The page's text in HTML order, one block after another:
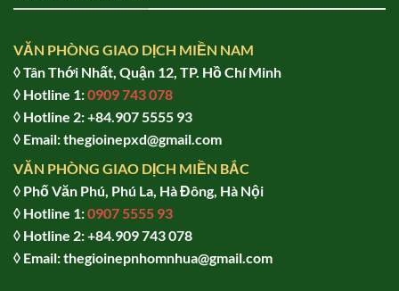
VĂN PHÒNG GIAO DỊCH MIỀN NAM
◊ Tân Thới Nhất, Quận 12, TP. Hồ Chí Minh
◊ Hotline 1:0909 743 078
◊ Hotline 2: +84.907 5555 93
◊ Email: thegioinepxd@gmail.com
VĂN PHÒNG GIAO DỊCH MIỀN BẮC
◊ Phố Văn Phú, Phú La, Hà Đông, Hà Nội
◊ Hotline 1:0907 5555 93
◊ Hotline 2:+84.909 743 078
◊ Email: thegioinepnhomnhua@gmail.com